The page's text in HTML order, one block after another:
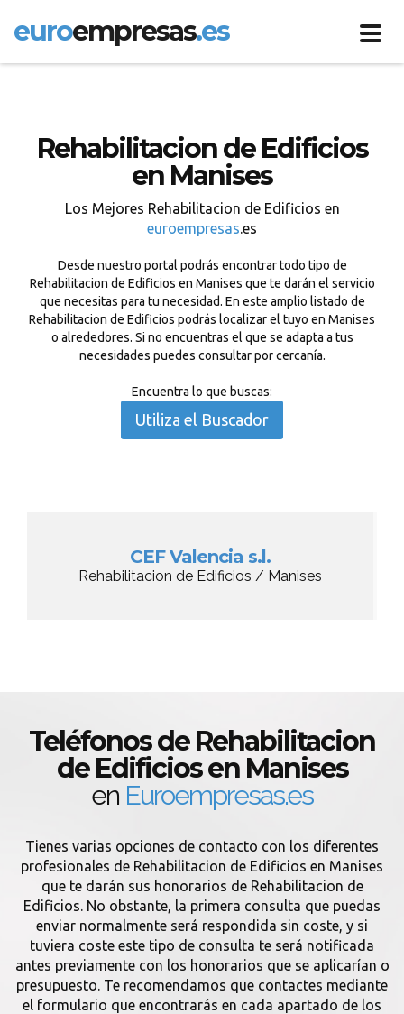
euroempresas.es
Rehabilitacion de Edificios
en Manises
Los Mejores Rehabilitacion de Edificios en
euroempresas.es
Desde nuestro portal podrás encontrar todo tipo de
Rehabilitacion de Edificios en Manises que te darán el servicio
que necesitas para tu necesidad. En este amplio listado de
Rehabilitacion de Edificios podrás localizar el tuyo en Manises
o alrededores. Si no encuentras el que se adapta a tus
necesidades puedes consultar por cercanía.
Encuentra lo que buscas:
Utiliza el Buscador
CEF Valencia s.l.
Rehabilitacion de Edificios / Manises
Teléfonos de Rehabilitacion
de Edificios en Manises
en Euroempresas.es
Tienes varias opciones de contacto con los diferentes
profesionales de Rehabilitacion de Edificios en Manises
que te darán sus honorarios de Rehabilitacion de
Edificios. No obstante, la primera consulta que puedas
enviar normalmente será respondida sin coste, y si
tuviera coste este tipo de consulta te será notificada
antes previamente con los honorarios que se aplicarían o
presupuesto. Te recomendamos que contactes mediante
el formulario que encontrarás en cada apartado de los